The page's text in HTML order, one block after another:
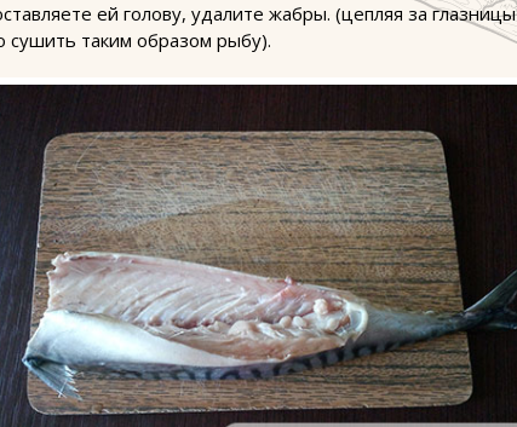
ей голову, удалите жабры. (цепляя за глазницы
сушить таким образом рыбу).